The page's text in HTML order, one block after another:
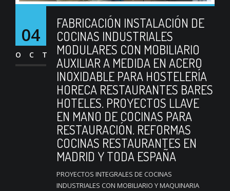
04
OCT
FABRICACIÓN INSTALACIÓN DE
COCINAS INDUSTRIALES
MODULARES CON MOBILIARIO
AUXILIAR A MEDIDA EN ACERO
INOXIDABLE PARA HOSTELERÍA
HORECA RESTAURANTES BARES
HOTELES. PROYECTOS LLAVE
EN MANO DE COCINAS PARA
RESTAURACIÓN. REFORMAS
COCINAS RESTAURANTES EN
MADRID Y TODA ESPAÑA
PROYECTOS INTEGRALES DE COCINAS
INDUSTRIALES CON MOBILIARIO Y MAQUINARIA